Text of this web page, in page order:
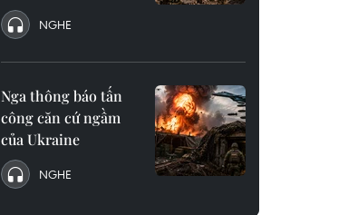
NGHE
Nga thông báo tấn
công căn cứ ngầm
của Ukraine
NGHE